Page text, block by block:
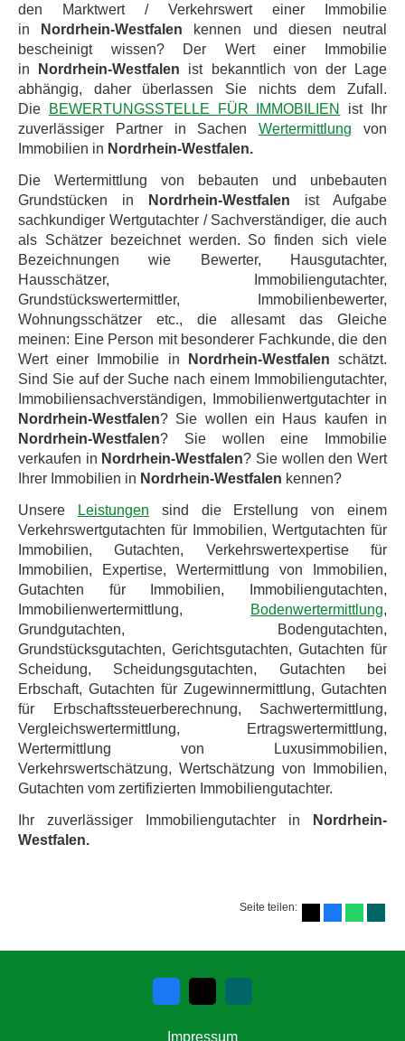
den Marktwert / Verkehrswert einer Immobilie
in
Nordrhein-Westfalen kennen und diesen neutral
bescheinigt wissen? Der Wert einer Immobilie
in
Nordrhein-Westfalen ist bekanntlich von der Lage
abhängig, daher überlassen Sie nichts dem Zufall.
Die
BEWERTUNGSSTELLE FÜR IMMOBILIEN
ist Ihr
zuverlässiger Partner in SachenWertermittlung von
Immobilien in Nordrhein-Westfalen.
Die Wertermittlung von bebauten und unbebauten
Grundstücken in
Nordrhein-Westfalen ist Aufgabe
sachkundiger Wertgutachter / Sachverständiger, die auch
als Schätzer bezeichnet werden. So finden sich viele
Bezeichnungen wie Bewerter, Hausgutachter,
Hausschätzer, Immobiliengutachter,
Grundstückswertermittler, Immobilienbewerter,
Wohnungsschätzer etc., die allesamt das Gleiche
meinen: Eine Person mit besonderer Fachkunde, die den
Wert einer Immobilie in
Nordrhein-Westfalen schätzt.
Sind Sie auf der Suche nach einem Immobiliengutachter,
Immobiliensachverständigen, Immobilienwertgutachter in
Nordrhein-Westfalen? Sie wollen ein Haus kaufen in
Nordrhein-Westfalen? Sie wollen eine Immobilie
verkaufen in Nordrhein-Westfalen? Sie wollen den Wert
Ihrer Immobilien in Nordrhein-Westfalen kennen?
Unsere Leistungen sind die Erstellung von einem
Verkehrswertgutachten für Immobilien, Wertgutachten für
Immobilien, Gutachten, Verkehrswertexpertise für
Immobilien, Expertise, Wertermittlung von Immobilien,
Gutachten für Immobilien, Immobiliengutachten,
Immobilienwertermittlung,
Bodenwertermittlung,
Grundgutachten, Bodengutachten,
Grundstücksgutachten, Gerichtsgutachten, Gutachten für
Scheidung, Scheidungsgutachten, Gutachten bei
Erbschaft, Gutachten für Zugewinnermittlung, Gutachten
für Erbschaftssteuerberechnung, Sachwertermittlung,
Vergleichswertermittlung, Ertragswertermittlung,
Wertermittlung von Luxusimmobilien,
Verkehrswertschätzung, Wertschätzung von Immobilien,
Gutachten vom zertifizierten Immobiliengutachter.
Ihr zuverlässiger Immobiliengutachter in
Nordrhein-
Westfalen.
Seite teilen:
Impressum